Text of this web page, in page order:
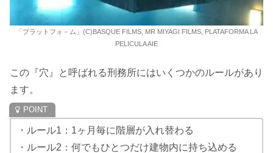
「プラットフォ－ム」(C)BASQUE FILMS, MR MIYAGI FILMS, PLATAFORMA LA
PELICULA AIE
この『穴』と呼ばれる刑務所にはいくつかのルールがあり
ます。
・ルール1：1ヶ月毎に階層が入れ替わる
・ルール2：何でもひとつだけ建物内に持ち込める